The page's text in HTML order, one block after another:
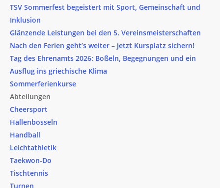
TSV Sommerfest begeistert mit Sport, Gemeinschaft und
Inklusion
Glänzende Leistungen bei den 5. Vereinsmeisterschaften
Nach den Ferien geht’s weiter – jetzt Kursplatz sichern!
Tag des Ehrenamts 2026: Boßeln, Begegnungen und ein
Ausflug ins griechische Klima
Sommerferienkurse
Abteilungen
Cheersport
Hallenbosseln
Handball
Leichtathletik
Taekwon-Do
Tischtennis
Turnen